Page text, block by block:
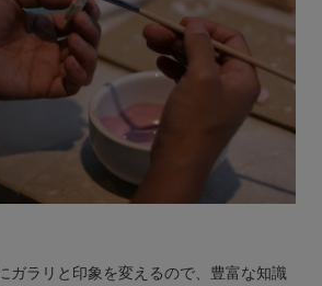
ガラリと印象を変えるので、豊富な知識